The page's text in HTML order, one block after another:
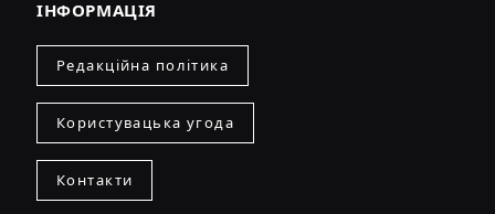
ІНФОРМАЦІЯ
Редакційна політика
Користувацька угода
Контакти